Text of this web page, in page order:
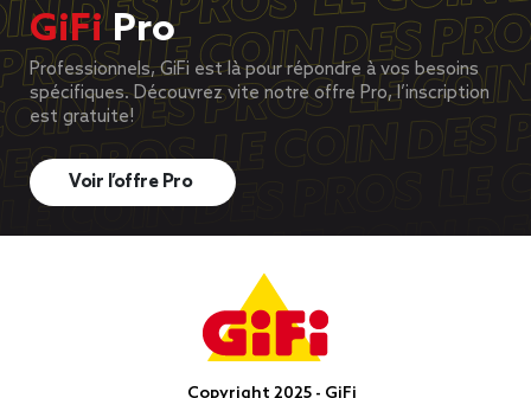
GiFiPro
Professionnels, GiFi est là pour répondre à vos besoins
spécifiques. Découvrez vite notre offre Pro, l’inscription
est gratuite!
Voir l’offre Pro
Copyright 2025 - GiFi